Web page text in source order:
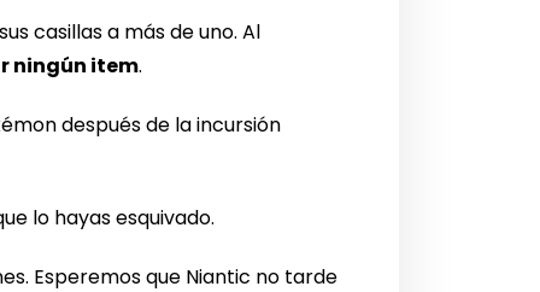
casillas a más de uno. Al
ningún item.
después de la incursión
lo hayas esquivado.
Esperemos que Niantic no tarde